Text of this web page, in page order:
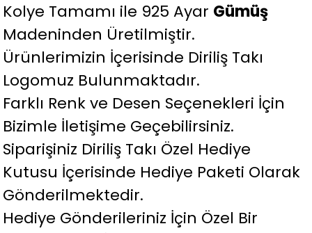
Kolye Tamamı ile 925 Ayar Gümüş
Madeninden Üretilmiştir.
Ürünlerimizin İçerisinde Diriliş Takı
Logomuz Bulunmaktadır.
Farklı Renk ve Desen Seçenekleri İçin
Bizimle İletişime Geçebilirsiniz.
Siparişiniz Diriliş Takı Özel Hediye
Kutusu İçerisinde Hediye Paketi Olarak
Gönderilmektedir.
Hediye Gönderileriniz İçin Özel Bir